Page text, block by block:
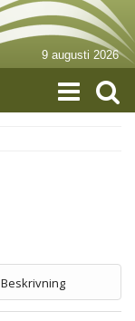
9 augusti 2026
Beskrivning